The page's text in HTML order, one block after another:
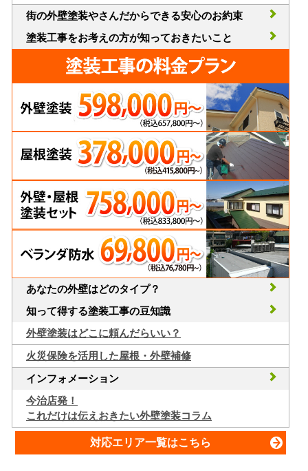
街の外壁塗装やさんだからできる安心のお約束
塗装工事をお考えの方が知っておきたいこと
あなたの外壁はどのタイプ？
知って得する塗装工事の豆知識
外壁塗装はどこに頼んだらいい？
火災保険を活用した屋根・外壁補修
インフォメーション
今治店発！
これだけは伝えおきたい外壁塗装コラム
対応エリア一覧はこちら